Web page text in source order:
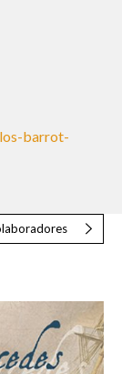
barrot-